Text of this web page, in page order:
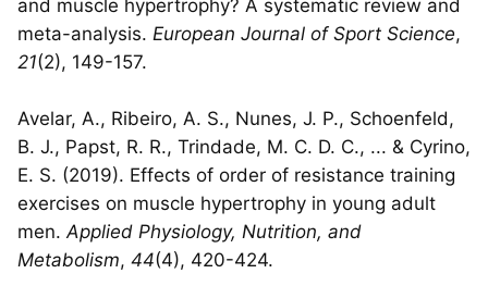
and muscle hypertrophy? A systematic review and
meta-analysis. European Journal of Sport Science,
21(2), 149-157.
Avelar, A., Ribeiro, A. S., Nunes, J. P., Schoenfeld,
B. J., Papst, R. R., Trindade, M. C. D. C., ... & Cyrino,
E. S. (2019). Effects of order of resistance training
exercises on muscle hypertrophy in young adult
men. Applied Physiology, Nutrition, and
Metabolism, 44(4), 420-424.